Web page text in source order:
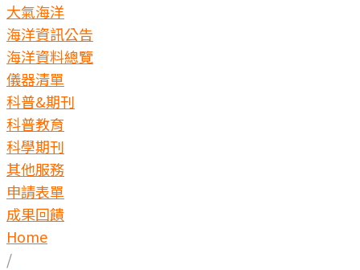
大氣海洋
海洋資訊公告
海洋資料總覽
儀器清單
科普&期刊
科普教育
科學期刊
其他服務
申請表單
成果回饋
Home
/